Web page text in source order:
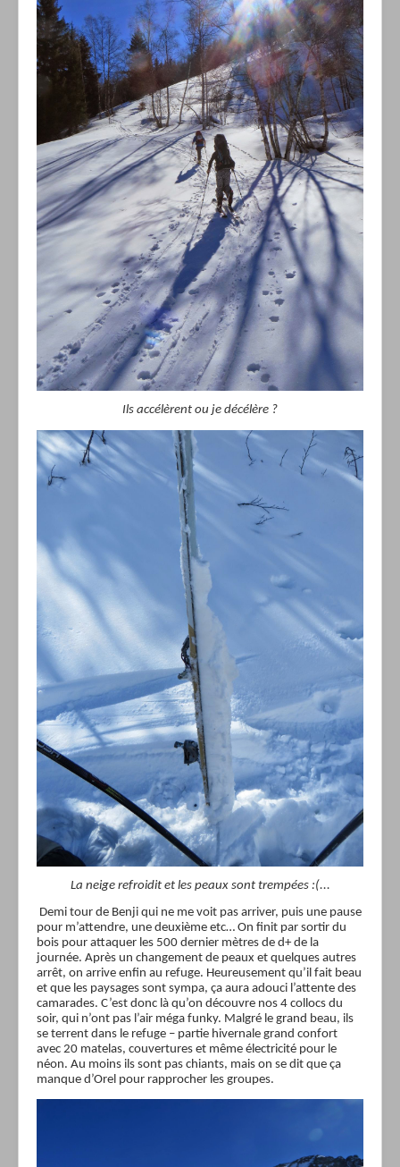
Ils accélèrent ou je décélère ?
La neige refroidit et les peaux sont trempées :(...
Demi tour de Benji qui ne me voit pas arriver, puis une pause
pour m’attendre, une deuxième etc… On finit par sortir du
bois pour attaquer les 500 dernier mètres de d+ de la
journée. Après un changement de peaux et quelques autres
arrêt, on arrive enfin au refuge. Heureusement qu’il fait beau
et que les paysages sont sympa, ça aura adouci l’attente des
camarades. C’est donc là qu’on découvre nos 4 collocs du
soir, qui n’ont pas l’air méga funky. Malgré le grand beau, ils
se terrent dans le refuge – partie hivernale grand confort
avec 20 matelas, couvertures et même électricité pour le
néon. Au moins ils sont pas chiants, mais on se dit que ça
manque d’Orel pour rapprocher les groupes.